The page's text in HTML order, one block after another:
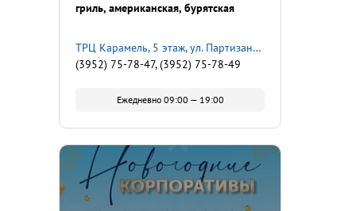
гриль американская бурятская
ТРЦ Карамель, 5 этаж, ул. Партизанская, 36
(3952) 75-78-47, (3952) 75-78-49
Ежедневно 09:00 — 19:00